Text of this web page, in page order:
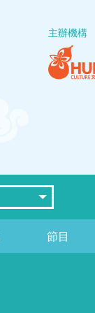
主辦機構
節目